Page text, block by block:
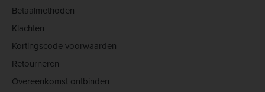
Betaalmethoden
Klachten
Kortingscode voorwaarden
Retourneren
Overeenkomst ontbinden